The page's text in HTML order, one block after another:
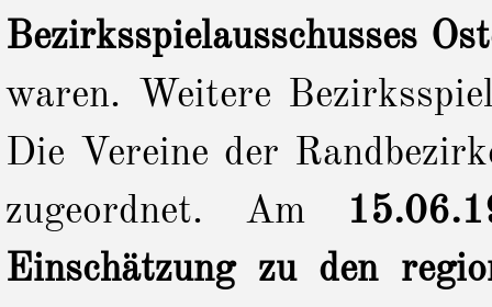
Bezirksspielausschusses
waren. Weitere
Die Vereine der
zugeordnet. Am
Einschätzung zu den